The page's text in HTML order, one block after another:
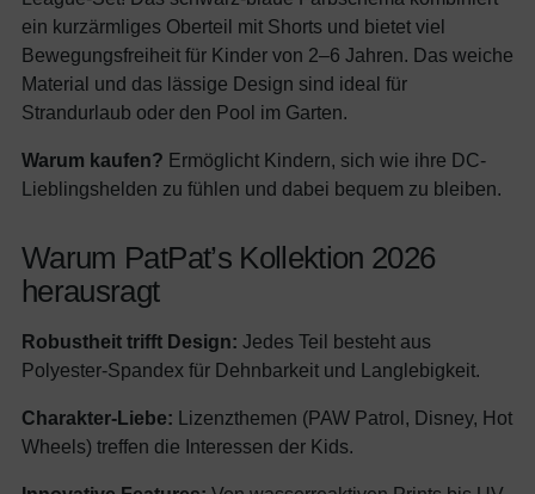
ein kurzärmliges Oberteil mit Shorts und bietet viel
Bewegungsfreiheit für Kinder von 2–6 Jahren. Das weiche
Material und das lässige Design sind ideal für
Strandurlaub oder den Pool im Garten.
Warum kaufen? Ermöglicht Kindern, sich wie ihre DC-
Lieblingshelden zu fühlen und dabei bequem zu bleiben.
Warum PatPat’s Kollektion 2026
herausragt
Robustheit trifft Design: Jedes Teil besteht aus
Polyester-Spandex für Dehnbarkeit und Langlebigkeit.
Charakter-Liebe: Lizenzthemen (PAW Patrol, Disney, Hot
Wheels) treffen die Interessen der Kids.